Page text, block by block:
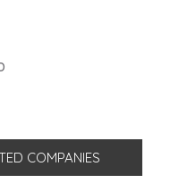
COMPANIES